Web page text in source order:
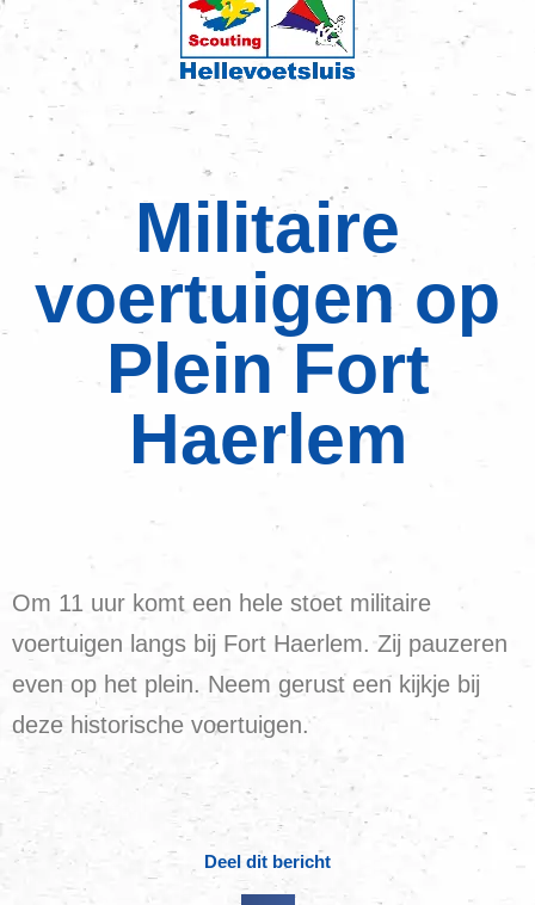
Militaire
voertuigen op
Plein Fort
Haerlem
Om 11 uur komt een hele stoet militaire
voertuigen langs bij Fort Haerlem. Zij pauzeren
even op het plein. Neem gerust een kijkje bij
deze historische voertuigen.
Deel dit bericht